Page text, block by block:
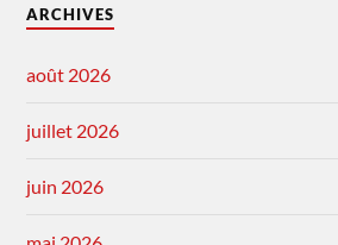
ARCHIVES
août 2026
juillet 2026
juin 2026